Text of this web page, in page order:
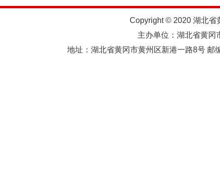
Copyright © 2020 湖北省
主办单位：湖北省黄
地址：湖北省黄冈市黄州区新港一路8号